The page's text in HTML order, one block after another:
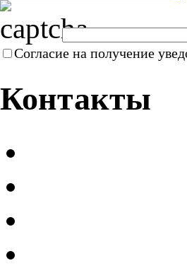
Согласие на получение
Контакты